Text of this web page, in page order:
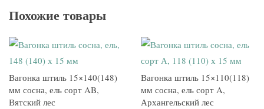
Похожие товары
Вагонка штиль 15×140(148)
мм сосна, ель сорт AB,
Вятский лес
Вагонка штиль 15×110(118)
мм сосна, ель сорт A,
Архангельский лес